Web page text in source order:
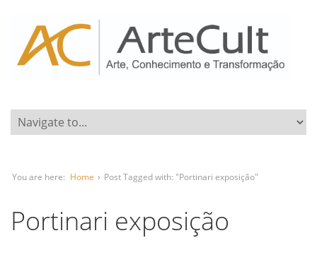
You are here: Home › Post Tagged with: "Portinari exposição"
Portinari exposição